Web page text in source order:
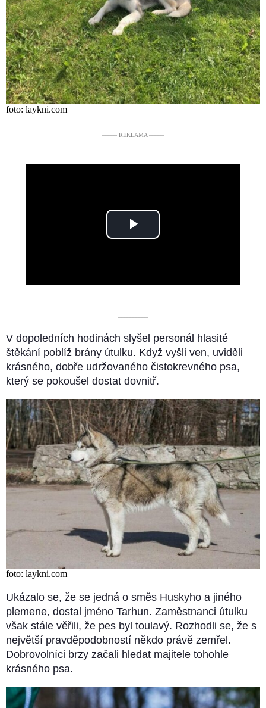
foto: laykni.com
––––– REKLAMA –––––
Play
––––––––––
V dopoledních hodinách slyšel personál hlasité
štěkání poblíž brány útulku. Když vyšli ven, uviděli
krásného, dobře udržovaného čistokrevného psa,
který se pokoušel dostat dovnitř.
foto: laykni.com
Ukázalo se, že se jedná o směs Huskyho a jiného
plemene, dostal jméno Tarhun. Zaměstnanci útulku
však stále věřili, že pes byl toulavý. Rozhodli se, že s
největší pravděpodobností někdo právě zemřel.
Dobrovolníci brzy začali hledat majitele tohohle
krásného psa.